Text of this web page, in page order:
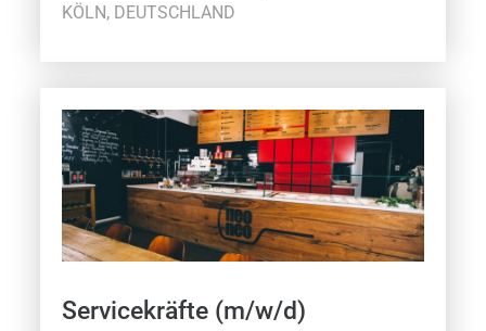
KÖLN, DEUTSCHLAND
Servicekräfte (m/w/d)